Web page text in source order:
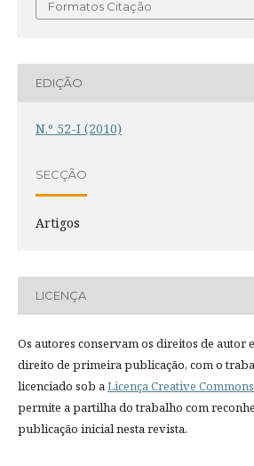
Formatos Citação
EDIÇÃO
N.º 52-I (2010)
SECÇÃO
Artigos
LICENÇA
Os autores conservam os direitos de autor
direito de primeira publicação, com o
licenciado sob aLicença Creative
permite a partilha do trabalho com
publicação inicial nesta revista.